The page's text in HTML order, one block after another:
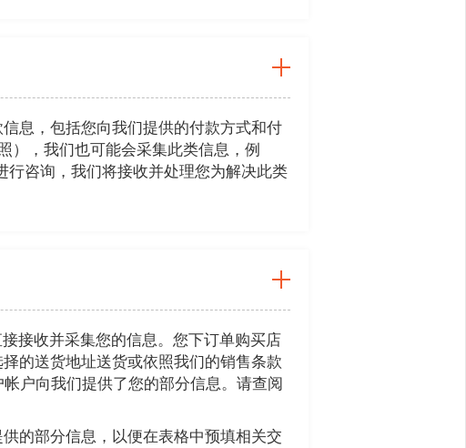
息，包括您向我们提供的付款方式和付
），我们也可能会采集此类信息，例
咨询，我们将接收并处理您为解决此类
接收并采集您的信息。您下订单购买店
的送货地址送货或依照我们的销售条款
户向我们提供了您的部分信息。请查阅
的部分信息，以便在表格中预填相关交